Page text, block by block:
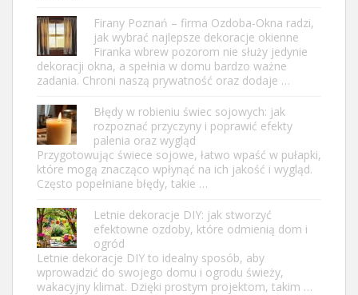
Firany Poznań – firma Ozdoba-Okna radzi,
jak wybrać najlepsze dekoracje okienne
Firanka wbrew pozorom nie służy jedynie
dekoracji okna, a spełnia w domu bardzo ważne
zadania. Chroni naszą prywatność oraz dodaje …
Błędy w robieniu świec sojowych: jak
rozpoznać przyczyny i poprawić efekty
palenia oraz wygląd
Przygotowując świece sojowe, łatwo wpaść w pułapki,
które mogą znacząco wpłynąć na ich jakość i wygląd.
Często popełniane błędy, takie …
Letnie dekoracje DIY: jak stworzyć
efektowne ozdoby, które odmienią dom i
ogród
Letnie dekoracje DIY to idealny sposób, aby
wprowadzić do swojego domu i ogrodu świeży,
wakacyjny klimat. Dzięki prostym projektom, takim …